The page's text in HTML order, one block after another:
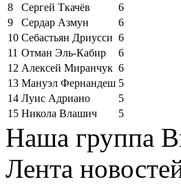
8
Сергей Ткачёв
6
9
Сердар Азмун
6
10 Себастьян Дриусси 6
11 Отман Эль-Кабир
6
12 Алексей Миранчук 6
13 Мануэл Фернандеш 5
14 Луис Адриано
5
15 Никола Влашич 5
Наша группа
Лента